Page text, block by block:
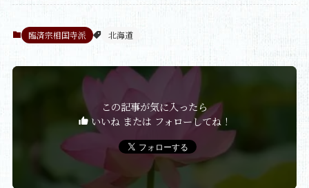
臨済宗相国寺派 北海道
この記事が気に入ったら
いいね または フォローしてね！